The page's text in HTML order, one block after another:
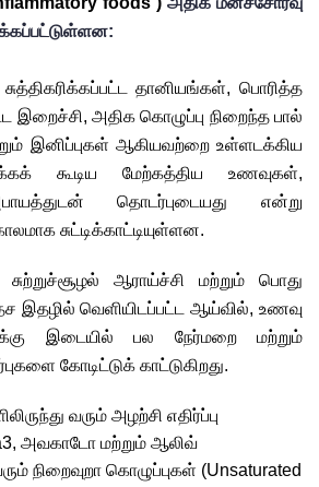
தானியங்கள், பொரித்த
இறைச்சி, அதிக கொழுப்பு நிறைந்த பால்
இனிப்புகள் ஆகியவற்றை உள்ளடக்கிய
கூடிய மேற்கத்திய உணவுகள்,
தொடர்புடையது என்று
சுட்டிக்காட்டியுள்ளன.
ஆராய்ச்சி மற்றும் பொது
இதழில் வெளியிடப்பட்ட ஆய்வில், உணவு
இடையில் பல நேர்மறை மற்றும்
கோடிட்டுக் காட்டுகிறது.
வரும் அழற்சி எதிர்ப்பு
அவகாடோ மற்றும் ஆலிவ்
நிறைவுறா கொழுப்புகள் (Unsaturated